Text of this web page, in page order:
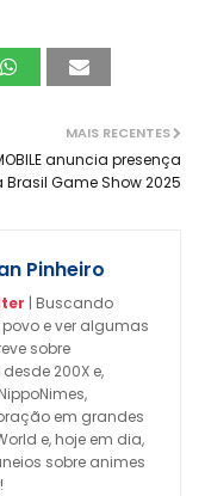
MAIS RECENTES
anuncia presença
Brasil Game Show 2025
Pinheiro
| Buscando
e ver algumas
sobre
200X e,
em grandes
e, hoje em dia,
sobre animes